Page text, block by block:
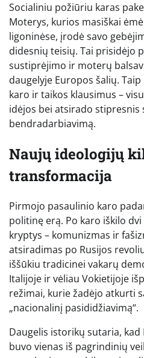
Socialiniu požiūriu karas
Moterys, kurios masiškai
ligoninėse, įrodė savo
didesnių teisių. Tai prisidėjo
sustiprėjimo ir moterų
daugelyje Europos šalių.
karo ir taikos klausimus –
idėjos bei atsirado
bendradarbiavimą.
Naujų ideologijų
transformacija
Pirmojo pasaulinio karo
politinę erą. Po karo iškilo
kryptys – komunizmas ir
atsiradimas po Rusijos
iššūkiu tradicinei vakarų
Italijoje ir vėliau Vokietijoje
režimai, kurie žadėjo atkurti
„nacionalinį pasididžiavimą“.
Daugelis istorikų sutaria,
buvo vienas iš pagrindinių